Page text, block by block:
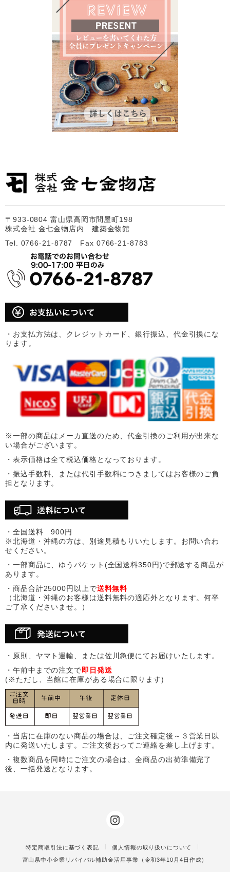
〒933-0804 富山県高岡市問屋町198
株式会社 金七金物店内 建築金物館
Tel. 0766-21-8787 Fax 0766-21-8783
・お支払方法は、クレジットカード、銀行振込、代金引換にな
ります。
※一部の商品はメーカ直送のため、代金引換のご利用が出来な
い場合がございます。
・表示価格は全て税込価格となっております。
・振込手数料、または代引手数料につきましてはお客様のご負
担となります。
・全国送料 900円
※北海道・沖縄の方は、別途見積もりいたします。お問い合わ
せください。
・一部商品に、ゆうパケット(全国送料350円)で郵送する商品が
あります。
・商品合計25000円以上で送料無料
（北海道・沖縄のお客様は送料無料の適応外となります。何卒
ご了承くださいませ。）
・原則、ヤマト運輸、または佐川急便にてお届けいたします。
・午前中までの注文で即日発送
(※ただし、当館に在庫がある場合に限ります)
・当店に在庫のない商品の場合は、ご注文確定後～３営業日以
内に発送いたします。ご注文後おってご連絡を差し上げます。
・複数商品を同時にご注文の場合は、全商品の出荷準備完了
後、一括発送となります。
特定商取引法に基づく表記
個人情報の取り扱いについて
富山県中小企業リバイバル補助金活用事業（令和3年10月4日作成）